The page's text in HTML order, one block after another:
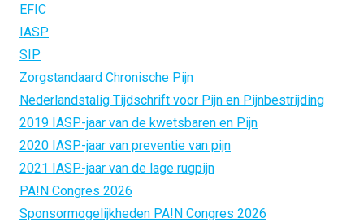
EFIC
IASP
SIP
Zorgstandaard Chronische Pijn
Nederlandstalig Tijdschrift voor Pijn en Pijnbestrijding
2019 IASP-jaar van de kwetsbaren en Pijn
2020 IASP-jaar van preventie van pijn
2021 IASP-jaar van de lage rugpijn
PA!N Congres 2026
Sponsormogelijkheden PA!N Congres 2026